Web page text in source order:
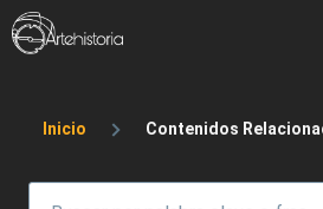
Pasar al contenido principal
Sobrescribir
Inicio Contenidos